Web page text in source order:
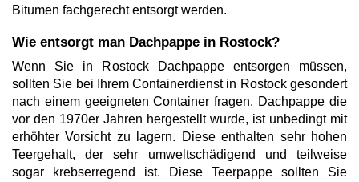
Bitumen fachgerecht entsorgt werden.
Wie entsorgt man Dachpappe in Rostock?
Wenn Sie in Rostock Dachpappe entsorgen müssen,
sollten Sie bei Ihrem Containerdienst in Rostock gesondert
nach einem geeigneten Container fragen. Dachpappe die
vor den 1970er Jahren hergestellt wurde, ist unbedingt mit
erhöhter Vorsicht zu lagern. Diese enthalten sehr hohen
Teergehalt, der sehr umweltschädigend und teilweise
sogar krebserregend ist. Diese Teerpappe sollten Sie